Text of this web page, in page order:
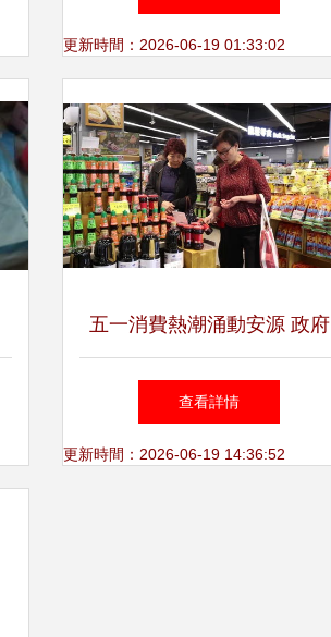
更新時間：2026-06-19 01:33:02
五一消費熱潮涌動安源 政府
發(fā)券、商場讓利、餐廳排
隊成為亮點
查看詳情
更新時間：2026-06-19 14:36:52